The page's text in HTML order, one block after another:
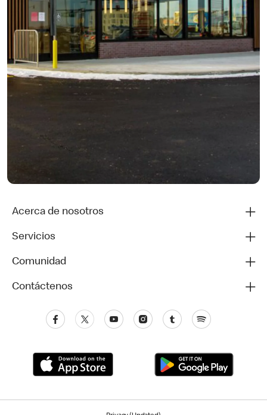
Acerca de nosotros
Servicios
Comunidad
Contáctenos